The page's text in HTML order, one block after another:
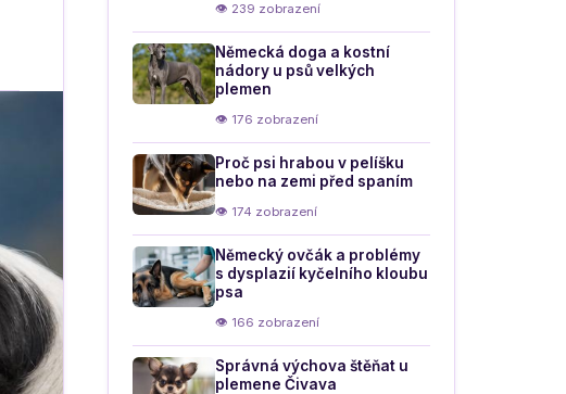
👁 239 zobrazení
Německá doga a kostní
nádory u psů velkých
plemen
👁 176 zobrazení
Proč psi hrabou v pelíšku
nebo na zemi před spaním
👁 174 zobrazení
Německý ovčák a problémy
s dysplazií kyčelního kloubu
psa
👁 166 zobrazení
Správná výchova štěňat u
plemene Čivava